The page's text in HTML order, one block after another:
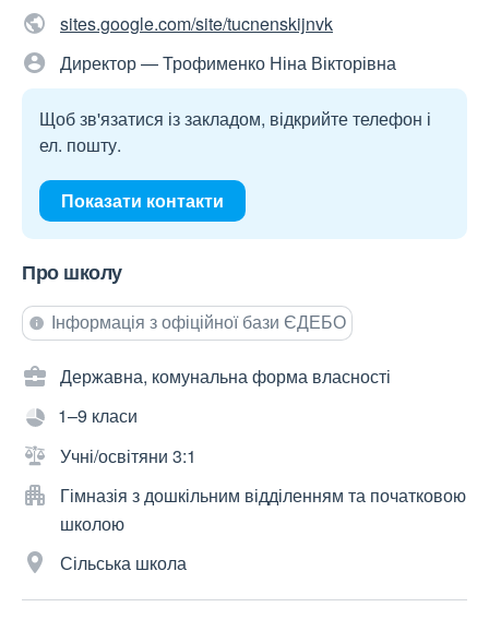
sites.google.com/site/tucnenskijnvk
Директор — Трофименко Ніна Вікторівна
Щоб зв'язатися із закладом, відкрийте телефон і
ел. пошту.
Показати контакти
Про школу
Інформація з офіційної бази ЄДЕБО
Державна, комунальна форма власності
1–9 класи
Учні/освітяни 3:1
Гімназія з дошкільним відділенням та початковою
школою
Сільська школа